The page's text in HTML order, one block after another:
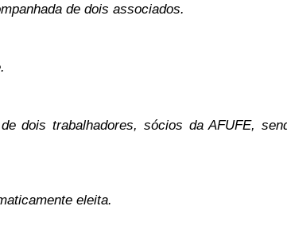
de dois associados.
dois trabalhadores, sócios da AFUFE,
eleita.